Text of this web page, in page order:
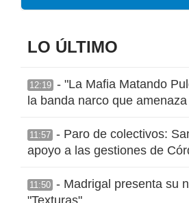
LO ÚLTIMO
12:19 - "La Mafia Matando
la banda narco que
11:57 - Paro de colectivos:
apoyo a las gestiones de
11:50 - Madrigal presenta su